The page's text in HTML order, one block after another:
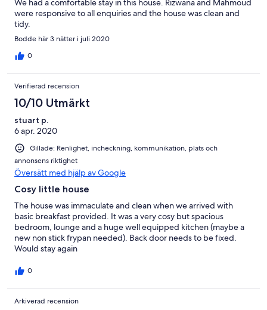
We had a comfortable stay in this house. Rizwana and Mahmoud
were responsive to all enquiries and the house was clean and
tidy.
Bodde här 3 nätter i juli 2020
0
Verifierad recension
10/10 Utmärkt
stuart p.
6 apr. 2020
Gillade: Renlighet, incheckning, kommunikation, plats och
annonsens riktighet
Översätt med hjälp av Google
Cosy little house
The house was immaculate and clean when we arrived with
basic breakfast provided. It was a very cosy but spacious
bedroom, lounge and a huge well equipped kitchen (maybe a
new non stick frypan needed). Back door needs to be fixed.
Would stay again
0
Arkiverad recension